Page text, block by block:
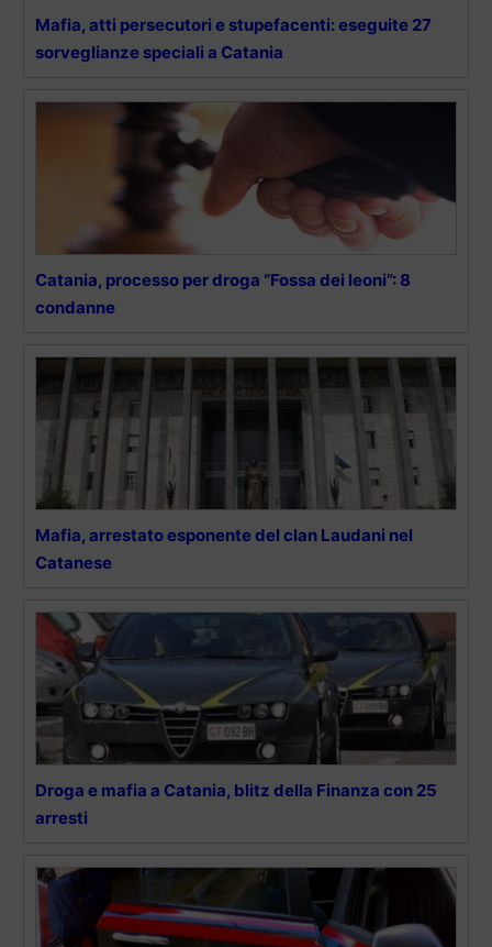
Mafia, atti persecutori e stupefacenti: eseguite 27
sorveglianze speciali a Catania
Catania, processo per droga “Fossa dei leoni”: 8
condanne
Mafia, arrestato esponente del clan Laudani nel
Catanese
Droga e mafia a Catania, blitz della Finanza con 25
arresti